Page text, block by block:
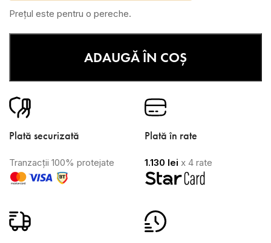
Prețul este pentru o pereche.
ADAUGĂ ÎN COȘ
Plată securizată
Tranzacții 100% protejate
Plată în rate
1.130 lei x 4 rate